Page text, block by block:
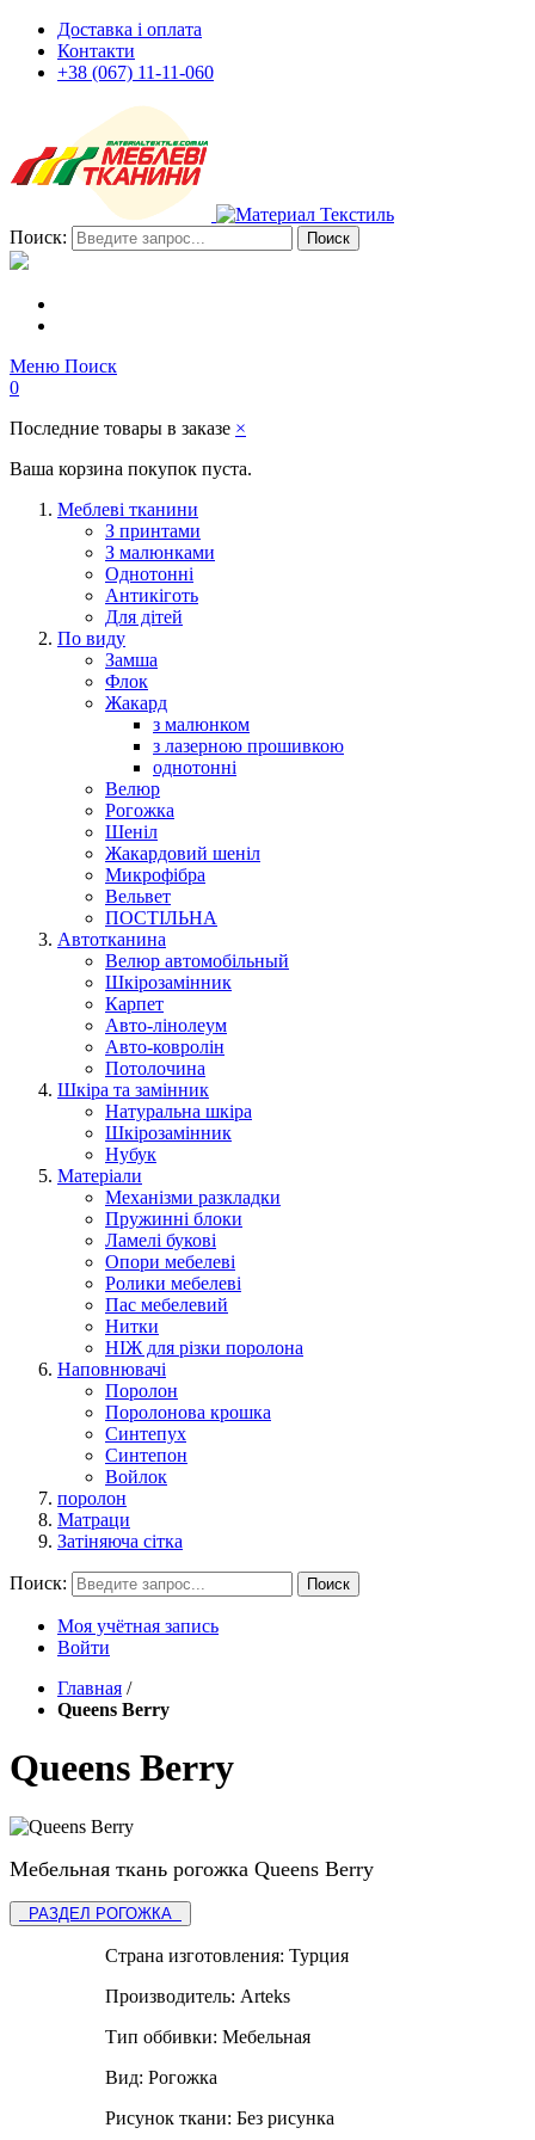
Доставка і оплата
Контакти
+38 (067) 11-11-060
Поиск: Поиск
Меню Поиск
0
Последние товары в заказе ×
Ваша корзина покупок пуста.
Меблеві тканини
З принтами
З малюнками
Однотонні
Антикіготь
Для дітей
По виду
Замша
Флок
Жакард
з малюнком
з лазерною прошивкою
однотонні
Велюр
Рогожка
Шеніл
Жакардовий шеніл
Микрофібра
Вельвет
ПОСТІЛЬНА
Автотканина
Велюр автомобільный
Шкірозамінник
Карпет
Авто-лінолеум
Авто-ковролін
Потолочина
Шкіра та замінник
Натуральна шкіра
Шкірозамінник
Нубук
Матеріали
Механізми разкладки
Пружинні блоки
Ламелі букові
Опори мебелеві
Ролики мебелеві
Пас мебелевий
Нитки
НІЖ для різки поролона
Наповнювачі
Поролон
Поролонова крошка
Синтепух
Синтепон
Войлок
поролон
Матраци
Затіняюча сітка
Поиск: Поиск
Моя учётная запись
Войти
Главная /
Queens Berry
Queens Berry
Мебельная ткань рогожка Queens Berry
РАЗДЕЛ РОГОЖКА
Страна изготовления: Турция
Производитель: Arteks
Тип оббивки: Мебельная
Вид: Рогожка
Рисунок ткани: Без рисунка